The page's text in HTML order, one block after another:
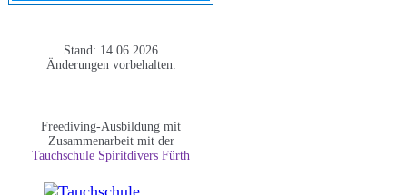
Stand: 14.06.2026
Änderungen vorbehalten.
Freediving-Ausbildung mit
Zusammenarbeit mit der
Tauchschule Spiritdivers Fürth